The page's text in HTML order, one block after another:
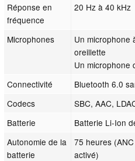
Réponse en
fréquence
20 Hz à 40 kHz
Microphones
Un microphone
oreillette
Un microphone
Connectivité
Bluetooth 6.0
Codecs
SBC, AAC,
Batterie
Batterie Li-Ion
Autonomie de la
batterie
75 heures
activé)